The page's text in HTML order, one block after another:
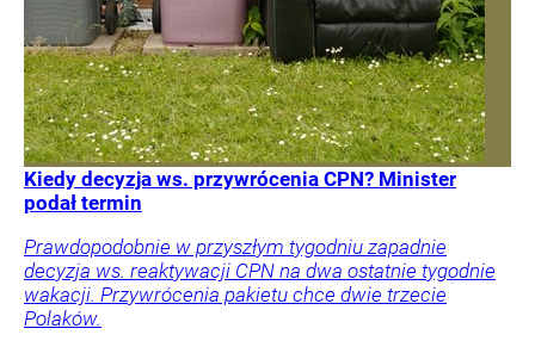
Kiedy decyzja ws. przywrócenia CPN? Minister
podał termin
Prawdopodobnie w przyszłym tygodniu zapadnie
decyzja ws. reaktywacji CPN na dwa ostatnie tygodnie
wakacji. Przywrócenia pakietu chce dwie trzecie
Polaków.